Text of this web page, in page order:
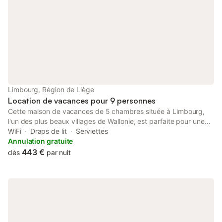
Limbourg, Région de Liège
Location de vacances pour 9 personnes
Cette maison de vacances de 5 chambres située à Limbourg,
l'un des plus beaux villages de Wallonie, est parfaite pour une
grande famille/groupe de 9 personnes. La maison a été
entièrement et luxueusement rénovée, dans le respect de la du
patrimoine local. Les aménagements luxueux vous apportent
WiFi Draps de lit
Serviettes
Annulation gratuite
dès 443 € par nuit